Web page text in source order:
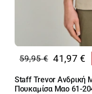
59,95€
Original
price
was:
41,97 €
Η
τρέχουσα
τιμή
Staff Trevor Ανδρική
Πουκαμίσα Mαο 61-